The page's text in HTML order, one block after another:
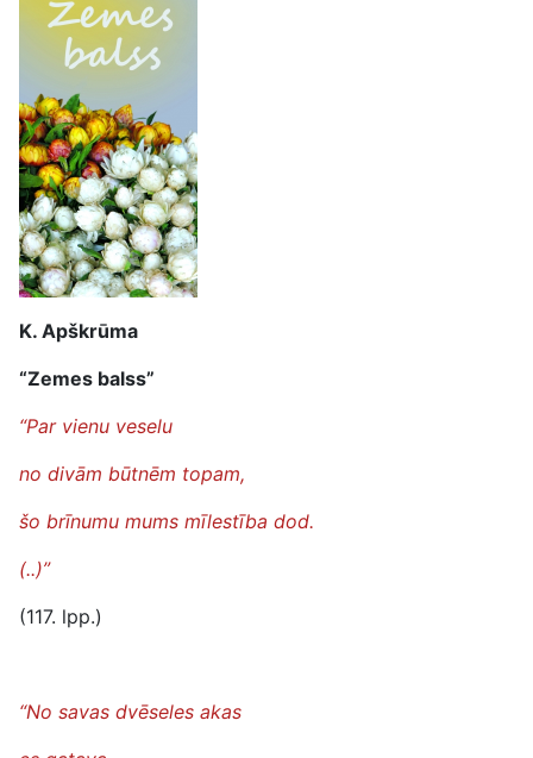
K. Apškrūma
“Zemes balss”
“Par vienu veselu
no divām būtnēm topam,
šo brīnumu mums mīlestība dod.
(..)”
(117. lpp.)
“No savas dvēseles akas